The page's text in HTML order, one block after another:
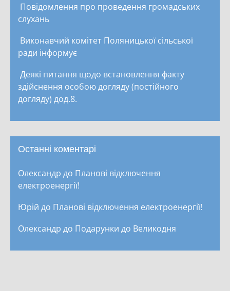
Повідомлення про проведення громадських
слухань
Виконавчий комітет Поляницької сільської
ради інформує
Деякі питання щодо встановлення факту
здійснення особою догляду (постійного
догляду) дод.8.
Останні коментарі
Олександр до Планові відключення
електроенергії!
Юрій до Планові відключення електроенергії!
Олександр до Подарунки до Великодня